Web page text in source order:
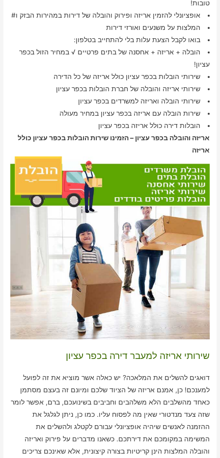
טובות!
אופציונלי להזמין אריזה ופירוק והובלה של דירות במהירות הבזק ו#
המלצות על משנעים ואורזי דירות
בואו לקבל הצעת עלות בלי להתחייב בטלפון:
הובלה + אריזה + אחסנה של בתים פרטיים √ במחיר הזול בכפר
עציון!
שירותי הובלות בכפר עציון כולל אריזה של כל הדירה
שירותי אריזה והובלה של חברת הובלות בכפר עציון
שירותי הובלה ואריזה למשרדים בכפר עציון
שירות הובלה עם אריזה בכפר עציון במחיר מעולה
הובלות דירה כולל אריזה בכפר עציון
אריזה והובלה בכפר עציון – הזמינו שירות הובלות בכפר עציון כולל
אריזה
שירותי אריזה למעבר דירה בכפר עציון
דואגים להשלים את המלאכה? יש כאלה אשר מוציא את זה לפועל
למענכם! כן, אמנם אריזה של הציוד שלכם ומיונם זה בעצם מסתמן
כאחד מהשלבים הלא משלהבים וחביבים בשינועכם, ברם, אפשר לומר
שזה צעד מנדטורי שאין מה לפסוח עליו. כמו כן, ניתן לגלגל את
ההזמנה לאנשים שיהיה אופציונלי עבורם לקטלג ולהשלים את
המשימה במקומכם את דירתכם. כשאנו מדברים על פירוק ואריזה
והובלה המלצות הינן קריטיות בצורה קיצונית, אלא שאינכם צריכים